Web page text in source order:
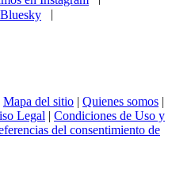
|
Mapa del sitio | Quienes somos |
Legal | Condiciones de Uso y
del consentimiento de